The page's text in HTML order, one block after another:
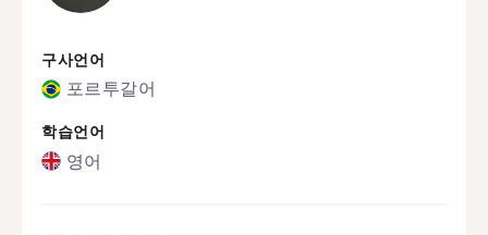
구사언어
포르투갈어
학습언어
영어